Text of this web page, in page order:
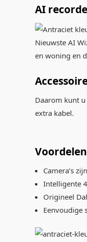
AI
Nieuwste AI
en woning en
Daarom kunt
extra kabel.
Camera’s
Intelligente
Origineel
Eenvoudige